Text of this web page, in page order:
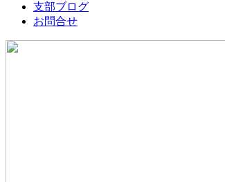
支部ブログ
お問合せ